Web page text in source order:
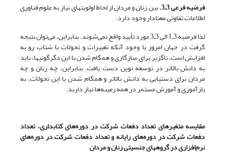
فرضیه فرعی 3ـ3.
بین زنان و مردان از لحاظ اولویتهای نیاز به علوم فناوری
اطلاعات تفاوتی معنادار وجود دارد.
لذا فرضیه 3ـ1 الی 3ـ3 مورد تأیید واقع نمی‌شوند. بنابراین، می‌توان نتیجه
گرفت در جهان امروز با وجود آنکه تغییرات و تحولات با شتاب رو به
افزایش است، ناگزیر برای سازگاری و همگام شدن با این دگرگونیها، باید
به دانش بالاتر در توسعه نوین دست یافت. بنابراین، چه زنان و چه
مردان برای دستیابی به دانش بالاتر و همگام شدن با این تحولات، به
بازآموزی و آموزش مستمر در همه زمینه‌ها نیاز دارند.
مقایسه متغیرهای تعداد دفعات شرکت در دوره‌های کتابداری، تعداد
دفعات شرکت در دوره‌های رایانه و تعداد دفعات شرکت در دوره‌های
نرم‌افزاری در گروههای جنسیتی زنان و مردان